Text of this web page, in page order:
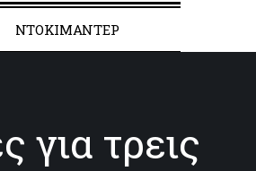
ΝΤΟΚΙΜΑΝΤΕΡ
τρεις